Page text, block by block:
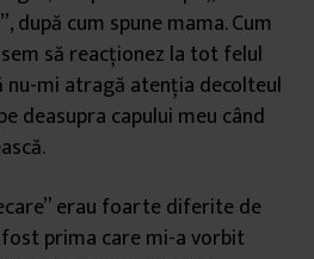
după cum spune mama. Cum
să reacționez la tot felul
nu-mi atragă atenția decolteul
deasupra capului meu când
erau foarte diferite de
prima care mi-a vorbit